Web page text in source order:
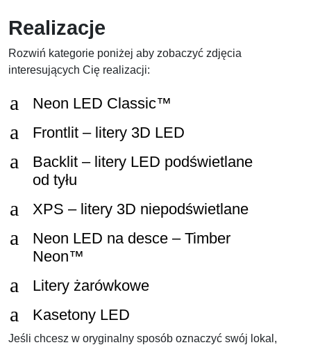
Realizacje
Rozwiń kategorie poniżej aby zobaczyć zdjęcia
interesujących Cię realizacji:
a Neon LED Classic™
a Frontlit – litery 3D LED
a
Backlit – litery LED podświetlane
od tyłu
a XPS – litery 3D niepodświetlane
a
Neon LED na desce – Timber
Neon™
a Litery żarówkowe
a Kasetony LED
Jeśli chcesz w oryginalny sposób oznaczyć swój lokal,